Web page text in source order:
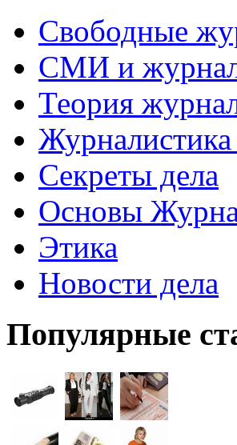
Свободные
СМИ и
Теория
Секреты дела
Основы
Этика
Новости дела
Популярные